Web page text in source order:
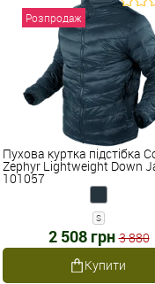
Розпродаж
Пухова куртка підстібка
Zephyr Lightweight Down
101057
S
2 508 грн 3 880
Купити